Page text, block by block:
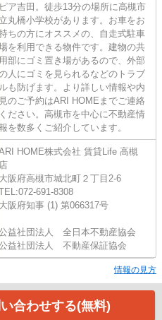
ピア吉田。徒歩13分の場所に高槻市
立丸橋小学校があります。お車をお
ちの方にオススメの、自走式駐車
を利用できる物件です。建物の共
用部にゴミ置き場があるので、外部
人にゴミを見られるなどのトラブ
ルも防げます。より詳しい情報や内
見のご予約はARI HOMEまでご連絡
ください。高槻市を中心に不動産情
を数多くご紹介しています。
HOME株式会社 賃貸Life 高槻
店
大阪府高槻市城北町２丁目2-6
691-8308
大阪府知事 (1) 第066317号
益社団法人 全日本不動産協会
益社団法人 不動産保証協会
情報の見方
合わせする(無料)